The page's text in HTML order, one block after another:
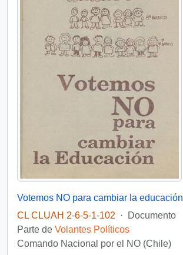
Votemos NO para cambiar la educación
CL CLUAH 2-6-5-1-102
·
Documento
Parte de Volantes Políticos
Comando Nacional por el NO (Chile)